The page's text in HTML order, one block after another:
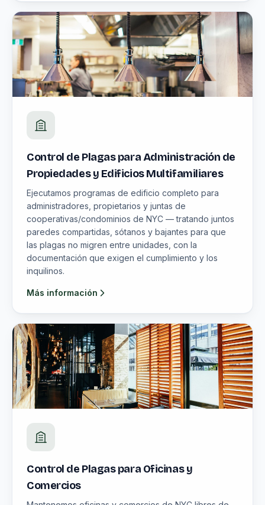
Control de Plagas para Administración de
Propiedades y Edificios Multifamiliares
Ejecutamos programas de edificio completo para
administradores, propietarios y juntas de
cooperativas/condominios de NYC — tratando juntos
paredes compartidas, sótanos y bajantes para que
las plagas no migren entre unidades, con la
documentación que exigen el cumplimiento y los
inquilinos.
Más información
Control de Plagas para Oficinas y
Comercios